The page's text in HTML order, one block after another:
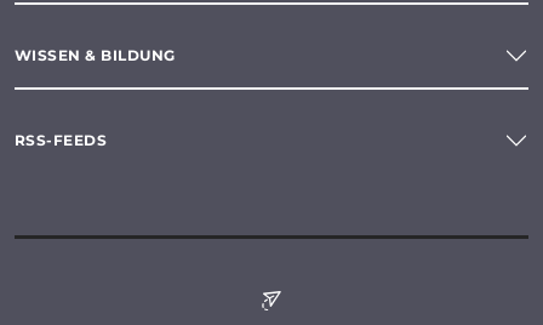
WISSEN & BILDUNG
RSS-FEEDS